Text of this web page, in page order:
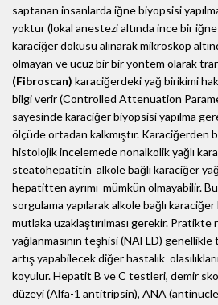
saptanan insanlarda iğne biyopsisi
yoktur (lokal anestezi altında ince bir
karaciğer dokusu alınarak mikroskop
olmayan ve ucuz bir bir yöntem olarak
(Fibroscan) karaciğerdeki yağ birikimi
bilgi verir (Controlled Attenuation
sayesinde karaciğer biyopsisi yapılma
ölçüde ortadan kalkmıştır. Karaciğerden
histolojik incelemede nonalkolik yağlı
steatohepatitin alkole bağlı karaciğer
hepatitten ayrımı mümkün olmayabilir.
sorgulama yapılarak alkole bağlı karaciğer
mutlaka uzaklaştırılması gerekir.
yağlanmasının teşhisi (NAFLD)
artış yapabilecek diğer hastalık
koyulur. Hepatit B ve C testleri, demir
düzeyi (Alfa-1 antitripsin), ANA